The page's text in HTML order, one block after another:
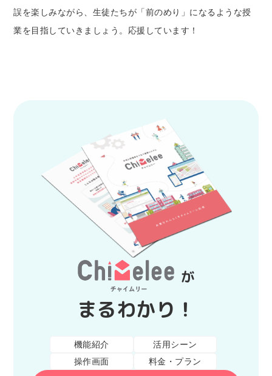
誤を楽しみながら、生徒たちが「前のめり」になるような授
業を目指していきましょう。応援しています！
が
まるわかり！
機能紹介
活用シーン
操作画面
料金・プラン